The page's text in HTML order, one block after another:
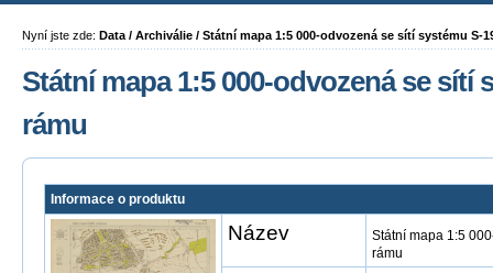
Nyní jste zde: Data / Archiválie / Státní mapa 1:5 000-odvozená se sítí systému S-
Státní mapa 1:5 000-odvozená se sítí
rámu
Informace o produktu
Název
Státní mapa 1:5
rámu